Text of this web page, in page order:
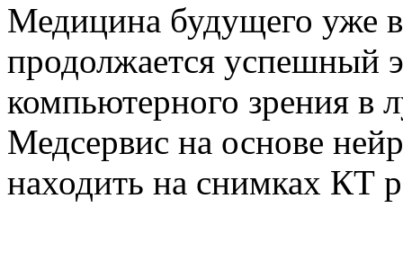
Медицина будущего уже
продолжается успешный
компьютерного зрения в
Медсервис на основе
находить на снимках КТ